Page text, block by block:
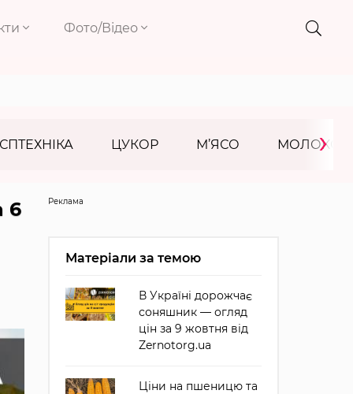
Фото/Відео
ЦУКОР М’ЯСО МОЛОКО
›
6 Реклама
Матеріали за темою
В Україні дорожчає
соняшник — огляд
цін за 9 жовтня від
Zernotorg.ua
Ціни на пшеницю та